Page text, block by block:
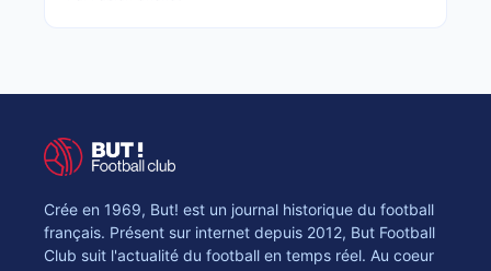
Crée en 1969, But! est un journal historique du football
français. Présent sur internet depuis 2012, But Football
Club suit l'actualité du football en temps réel. Au coeur